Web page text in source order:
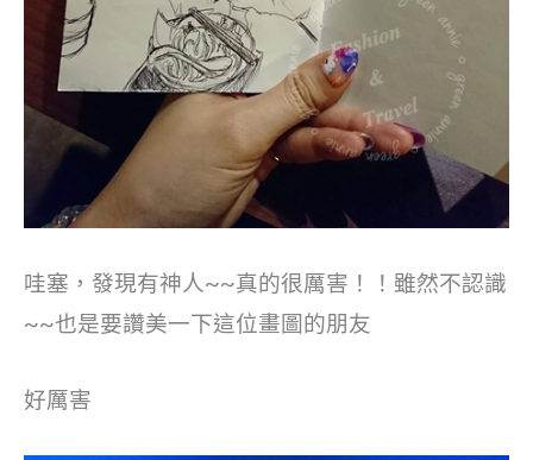
哇塞，發現有神人~~真的很厲害！！雖然不認識
~~也是要讚美一下這位畫圖的朋友
好厲害